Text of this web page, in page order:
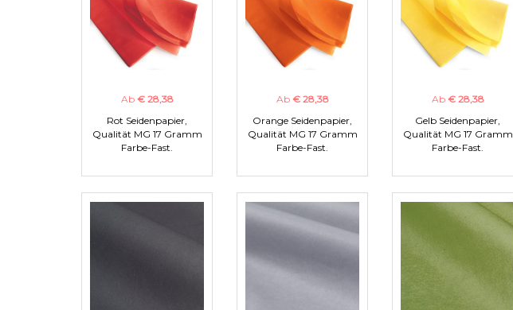
Ab € 28,38
Rot Seidenpapier,
Qualität MG 17 Gramm
Farbe-Fast.
Ab € 28,38
Orange Seidenpapier,
Qualität MG 17 Gramm
Farbe-Fast.
Ab € 28,38
Gelb Seidenpapier,
Qualität MG 17 Gramm
Farbe-Fast.